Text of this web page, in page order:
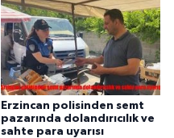
Erzincan polisinden semt
pazarında dolandırıcılık ve
sahte para uyarısı